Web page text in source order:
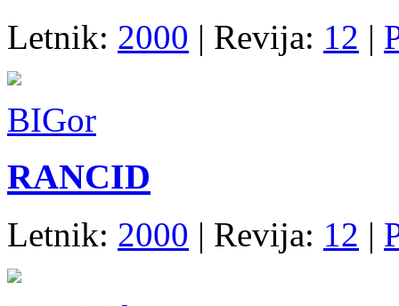
Letnik: 2000 | Revija: 12 |
BIGor
RANCID
Letnik: 2000 | Revija: 12 |